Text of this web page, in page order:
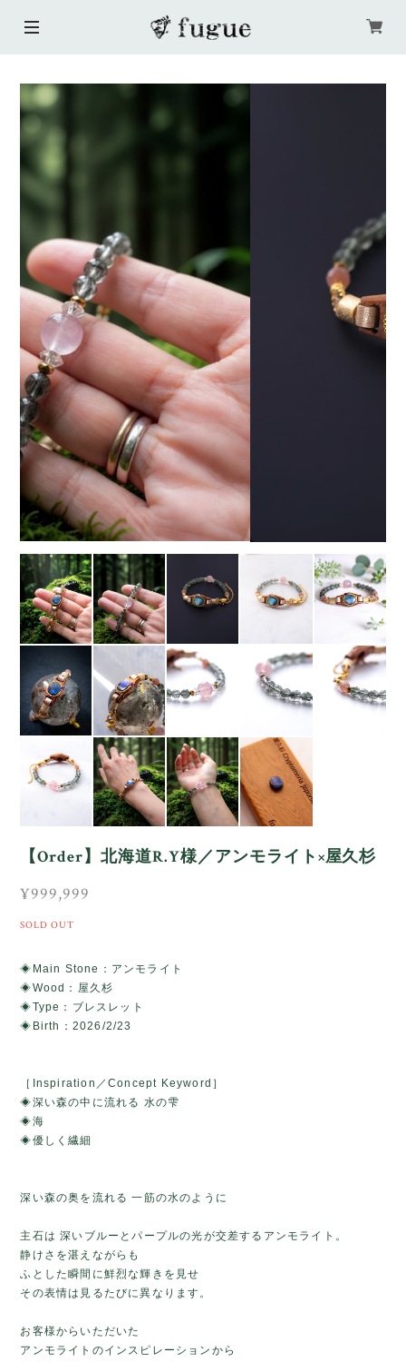
【Order】北海道R.Y様／アンモライト×屋久杉
¥999,999
SOLD OUT
◈Main Stone：アンモライト
◈Wood：屋久杉
◈Type：ブレスレット
◈Birth：2026/2/23
［Inspiration／Concept Keyword］
◈深い森の中に流れる 水の雫
◈海
◈優しく繊細
深い森の奥を流れる 一筋の水のように
主石は 深いブルーとパープルの光が交差するアンモライト。
静けさを湛えながらも
ふとした瞬間に鮮烈な輝きを見せ
その表情は見るたびに異なります。
お客様からいただいた
アンモライトのインスピレーションから